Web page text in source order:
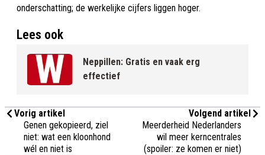
onderschatting; de werkelijke cijfers liggen hoger.
Lees ook
Neppillen: Gratis en vaak erg
effectief
Vorig artikel
Genen gekopieerd, ziel
niet: wat een kloonhond
wél en niet is
Volgend artikel
Meerderheid Nederlanders
wil meer kerncentrales
(spoiler: ze komen er niet)